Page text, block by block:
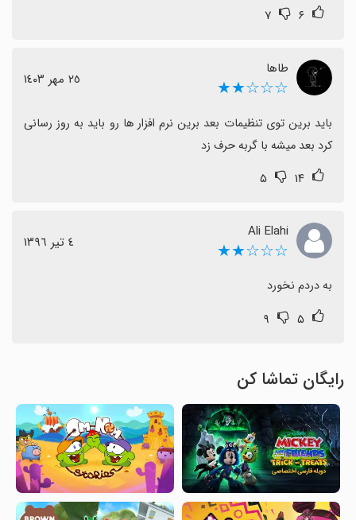
۶ ۷
طاها
☆☆☆★★ ٢٥ مهر ١٤٠٣
کرد بعد میشه با گربه حرف زد
۱۴ ۵
Ali Elahi
☆☆☆★★ ٤ تیر ١٣٩٦
به دردم نخورد
۵ ۹
رایگان تماشا کن